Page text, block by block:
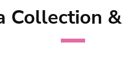
Collection